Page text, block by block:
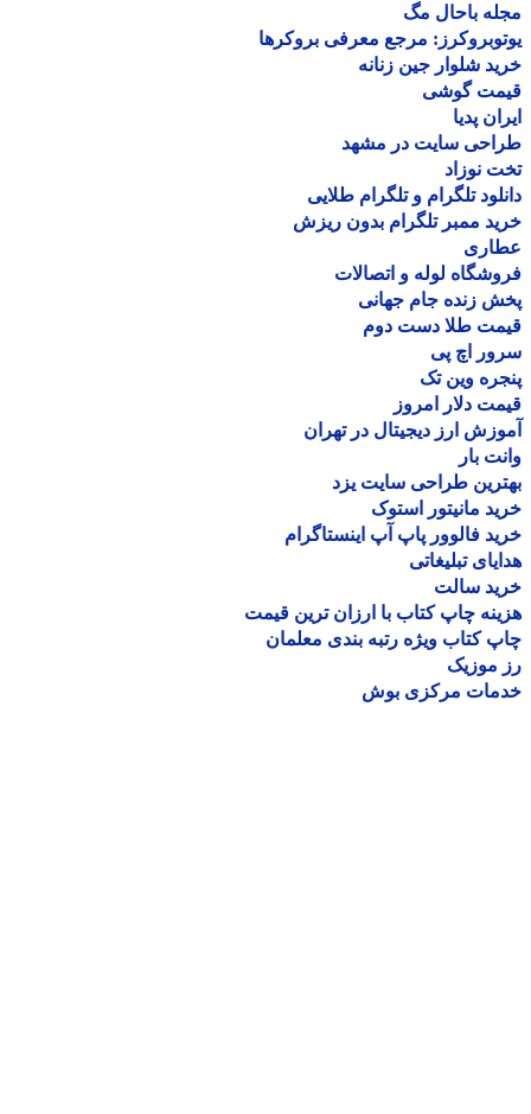
باحال مگ
مرجع معرفی بروکرها
شلوار جین زنانه
گوشی
پدیا
سایت در مشهد
نوزاد
تلگرام و تلگرام طلایی
ممبر تلگرام بدون ریزش
لوله و اتصالات
زنده جام جهانی
طلا دست دوم
اچ پی
وین تک
دلار امروز
ارز دیجیتال در تهران
بار
طراحی سایت یزد
مانیتور استوک
فالوور پاپ آپ اینستاگرام
تبلیغاتی
سالت
چاپ کتاب با ارزان ترین قیمت
کتاب ویژه رتبه بندی معلمان
موزیک
مرکزی بوش